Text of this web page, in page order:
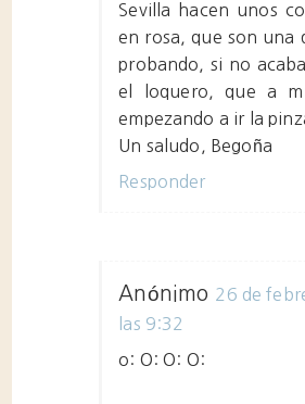
Sevilla hacen unos
en rosa, que son una
probando, si no
el loquero, que a
empezando a ir la
Un saludo, Begoña
Responder
Anónimo 26 de
las 9:32
o: O: O: O: